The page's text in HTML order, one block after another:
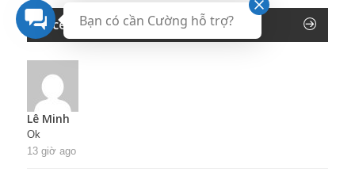
Recent Comments
Lê Minh
Ok
13 giờ ago
Bạn có cần Cường hỗ trợ?